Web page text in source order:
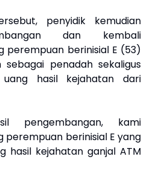
penyidik kemudian
dan kembali
perempuan berinisial E (53)
penadah sekaligus
hasil kejahatan dari
pengembangan, kami
perempuan berinisial E yang
hasil kejahatan ganjal ATM